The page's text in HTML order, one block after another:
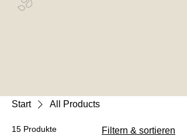
Start All Products
15 Produkte Filtern & sortieren